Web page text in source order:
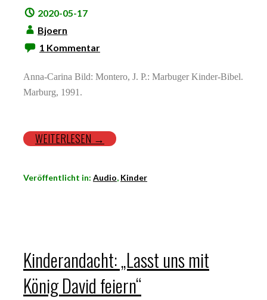
2020-05-17
Bjoern
1 Kommentar
Anna-Carina Bild: Montero, J. P.: Marbuger Kinder-Bibel.
Marburg, 1991.
WEITERLESEN →
Veröffentlicht in: Audio, Kinder
Kinderandacht: „Lasst uns mit
König David feiern“